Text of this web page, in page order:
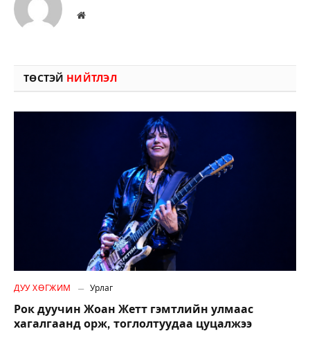
Вэбсайт
ТӨСТЭЙ НИЙТЛЭЛ
ДУУ ХӨГЖИМ Урлаг
Рок дуучин Жоан Жетт гэмтлийн улмаас
хагалгаанд орж, тоглолтуудаа цуцалжээ